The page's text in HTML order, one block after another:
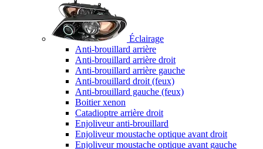
Éclairage
Anti-brouillard arrière
Anti-brouillard arrière droit
Anti-brouillard arrière gauche
Anti-brouillard droit (feux)
Anti-brouillard gauche (feux)
Boitier xenon
Catadioptre arrière droit
Enjoliveur anti-brouillard
Enjoliveur moustache optique avant droit
Enjoliveur moustache optique avant gauche